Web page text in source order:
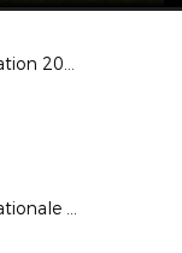
Retour - Soirée Valorisation 2021/2022
Magnifique Journée Nationale des Débutants 2022